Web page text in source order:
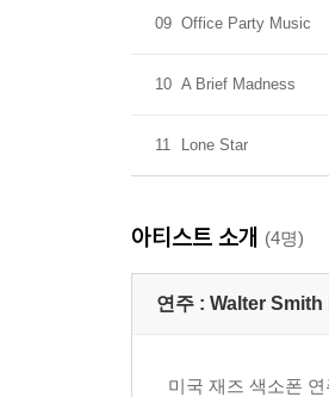
09 Office Party Music
10 A Brief Madness
11 Lone Star
아티스트 소개 (4명)
연주 : Walter Smith
미국 재즈 색소폰